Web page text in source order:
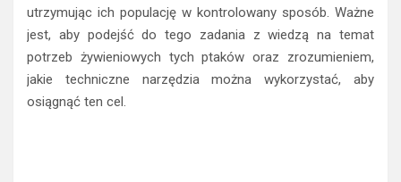
utrzymując ich populację w kontrolowany sposób. Ważne
jest, aby podejść do tego zadania z wiedzą na temat
potrzeb żywieniowych tych ptaków oraz zrozumieniem,
jakie techniczne narzędzia można wykorzystać, aby
osiągnąć ten cel.